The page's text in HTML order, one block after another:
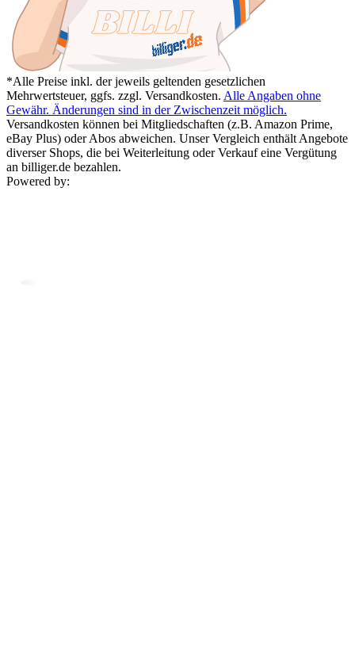
*Alle Preise inkl. der jeweils geltenden gesetzlichen
Mehrwertsteuer, ggfs. zzgl. Versandkosten. Alle Angaben ohne
Gewähr. Änderungen sind in der Zwischenzeit möglich.
Versandkosten können bei Mitgliedschaften (z.B. Amazon Prime,
eBay Plus) oder Abos abweichen. Unser Vergleich enthält Angebote
diverser Shops, die bei Weiterleitung oder Verkauf eine Vergütung
an billiger.de bezahlen.
Powered by: